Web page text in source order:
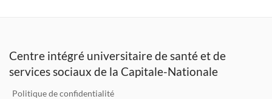
dI
n
r
o
Centre intégré universitaire de santé et de
services sociaux de la Capitale-Nationale
Politique de confidentialité